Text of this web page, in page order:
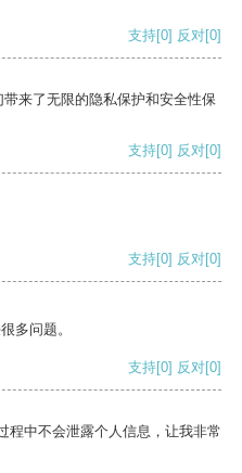
支持[0] 反对[0]
来了无限的隐私保护和安全性保
支持[0] 反对[0]
支持[0] 反对[0]
多问题。
支持[0] 反对[0]
程中不会泄露个人信息，让我非常